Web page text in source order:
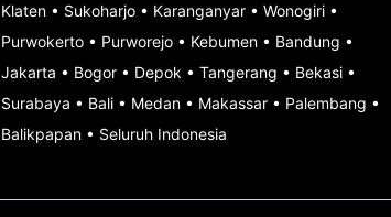
Klaten• Sukoharjo• Karanganyar• Wonogiri•
Purwokerto• Purworejo• Kebumen• Bandung •
Jakarta • Bogor• Depok • Tangerang • Bekasi•
Surabaya • Bali• Medan• Makassar• Palembang •
Balikpapan• Seluruh Indonesia